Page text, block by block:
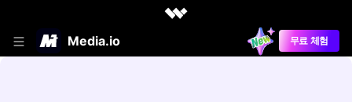
Media.io 무료 체험